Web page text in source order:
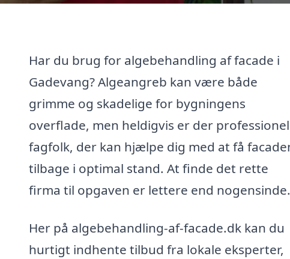
Har du brug for algebehandling af facade i
Gadevang? Algeangreb kan være både
grimme og skadelige for bygningens
overflade, men heldigvis er der
fagfolk, der kan hjælpe dig med at få
tilbage i optimal stand. At finde det rette
firma til opgaven er lettere end nogensinde.
Her på algebehandling-af-facade.dk kan du
hurtigt indhente tilbud fra lokale eksperter,